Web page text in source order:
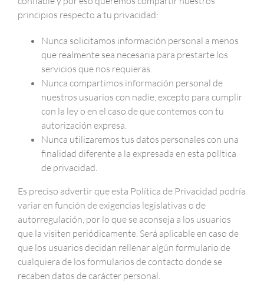
principios respecto a tu privacidad:
Nunca solicitamos información personal a menos
que realmente sea necesaria para prestarte los
servicios que nos requieras.
Nunca compartimos información personal de
nuestros usuarios con nadie, excepto para cumplir
con la ley o en el caso de que contemos con tu
autorización expresa.
Nunca utilizaremos tus datos personales con una
finalidad diferente a la expresada en esta política
de privacidad.
Es preciso advertir que esta Política de Privacidad podría
variar en función de exigencias legislativas o de
autorregulación, por lo que se aconseja a los usuarios
que la visiten periódicamente. Será aplicable en caso de
que los usuarios decidan rellenar algún formulario de
cualquiera de los formularios de contacto donde se
recaben datos de carácter personal.